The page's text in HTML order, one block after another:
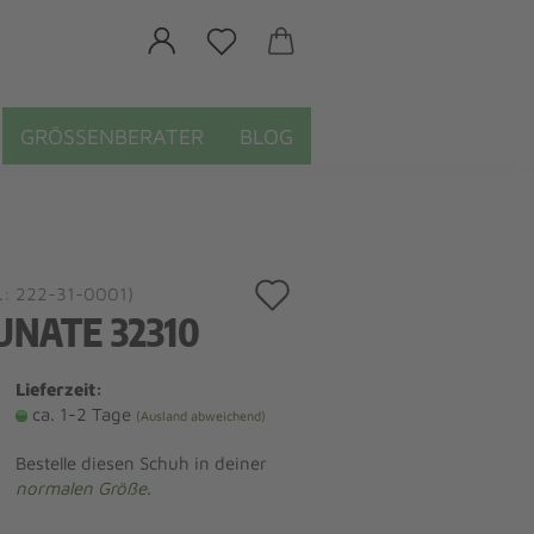
GRÖSSENBERATER BLOG
222-31-0001)
32310
Lieferzeit:
ca. 1-2 Tage (Ausland abweichend)
Bestelle diesen Schuh in deiner
normalen Größe.